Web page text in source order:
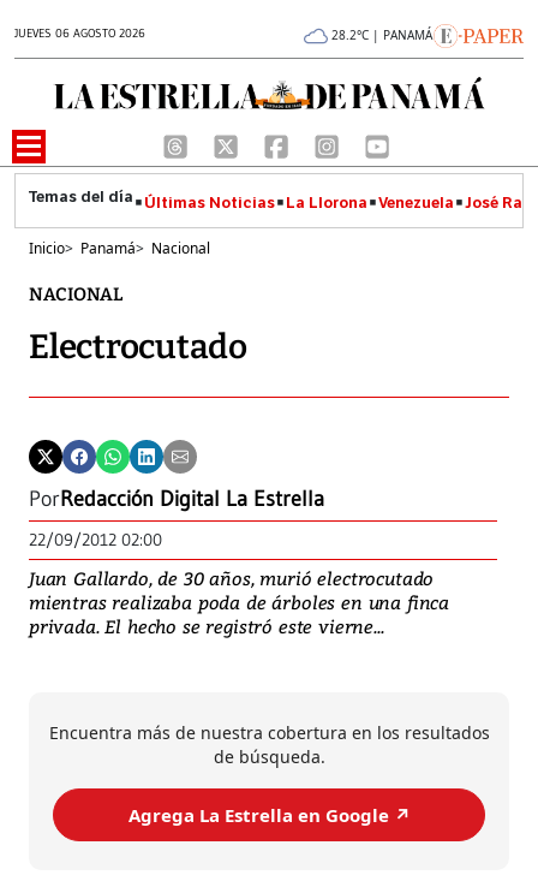
JUEVES 06 AGOSTO 2026 28.2°C | PANAMÁ
Últimas Noticias La Llorona Venezuela José
Inicio> Panamá> Nacional
NACIONAL
Electrocutado
PorRedacción Digital La Estrella
22/09/2012 02:00
Juan Gallardo, de 30 años, murió electrocutado
mientras realizaba poda de árboles en una finca
privada. El hecho se registró este vierne...
Encuentra más de nuestra cobertura en los resultados
de búsqueda.
Agrega La Estrella en Google ↗️